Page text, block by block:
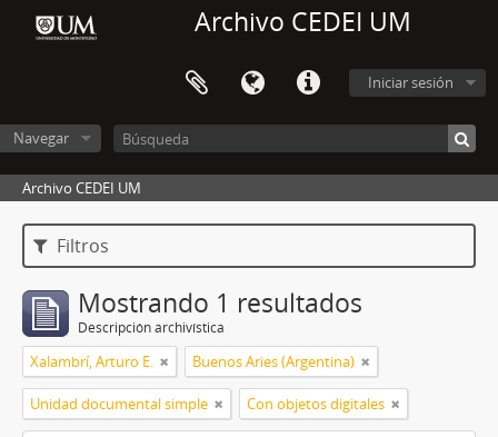
Archivo CEDEI UM
Iniciar sesión
Navegar
Archivo CEDEI UM
Filtros
Mostrando 1 resultados
Descripción archivística
Xalambrí, Arturo E. Buenos Aries (Argentina)
Unidad documental simple Con objetos digitales